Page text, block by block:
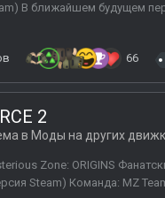
В ближайшем будущем
66
2
в Моды на других
Zone: ORIGINS
Steam) Команда: MZ